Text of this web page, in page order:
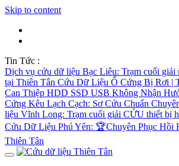
Skip to content
Tin Tức :
Dịch vụ cứu dữ liệu Bạc Liêu: Trạm cuối giải
tại Thiên Tân Cứu Dữ Liệu Ổ Cứng Bị Rơi |
Can Thiệp HDD SSD USB Không Nhận
Cứng Kêu Lạch Cạch: Sơ Cứu Chuẩn
liệu Vĩnh Long: Trạm cuối giải CỨU thiết bị
Cứu Dữ Liệu Phú Yên: 🏆Chuyên Phục Hồi
Thiên Tân